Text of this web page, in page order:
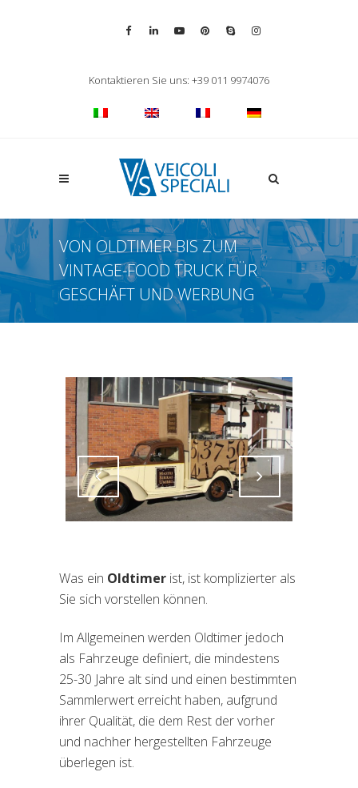
Kontaktieren Sie uns: +39 011 9974076
Apri la ricerca
VON OLDTIMER BIS ZUM
VINTAGE-FOOD TRUCK FÜR
GESCHÄFT UND WERBUNG
Attiva comando Attiva comando
Was ein Oldtimer ist, ist komplizierter als
Sie sich vorstellen können.
Im Allgemeinen werden Oldtimer jedoch
als Fahrzeuge definiert, die mindestens
25-30 Jahre alt sind und einen bestimmten
Sammlerwert erreicht haben, aufgrund
ihrer Qualität, die dem Rest der vorher
und nachher hergestellten Fahrzeuge
überlegen ist.